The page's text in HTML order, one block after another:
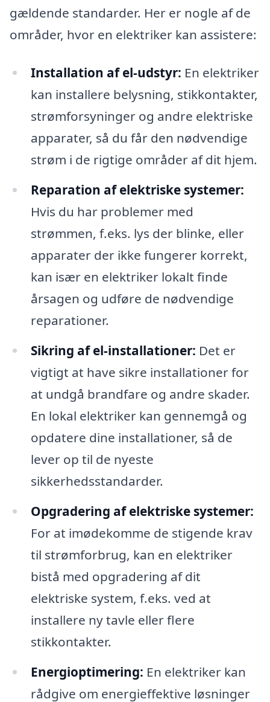
gældende standarder. Her er nogle af de
områder, hvor en elektriker kan assistere:
Installation af el-udstyr: En elektriker
kan installere belysning, stikkontakter,
strømforsyninger og andre elektriske
apparater, så du får den nødvendige
strøm i de rigtige områder af dit hjem.
Reparation af elektriske systemer:
Hvis du har problemer med
strømmen, f.eks. lys der blinke, eller
apparater der ikke fungerer korrekt,
kan især en elektriker lokalt finde
årsagen og udføre de nødvendige
reparationer.
Sikring af el-installationer: Det er
vigtigt at have sikre installationer for
at undgå brandfare og andre skader.
En lokal elektriker kan gennemgå og
opdatere dine installationer, så de
lever op til de nyeste
sikkerhedsstandarder.
Opgradering af elektriske systemer:
For at imødekomme de stigende krav
til strømforbrug, kan en elektriker
bistå med opgradering af dit
elektriske system, f.eks. ved at
installere ny tavle eller flere
stikkontakter.
Energioptimering: En elektriker kan
rådgive om energieffektive løsninger